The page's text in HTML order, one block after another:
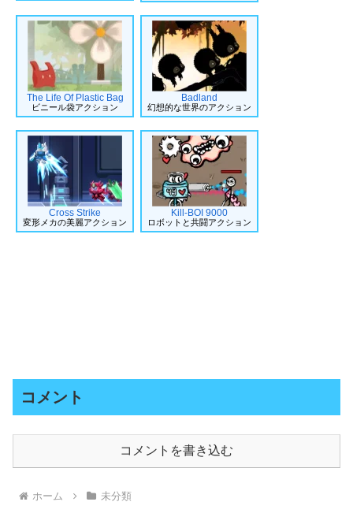
The Life Of Plastic Bag
ビニール袋アクション
Badland
幻想的な世界のアクション
Cross Strike
変形メカの美麗アクション
Kill-BOI 9000
ロボットと共闘アクション
コメント
コメントを書き込む
ホーム 未分類